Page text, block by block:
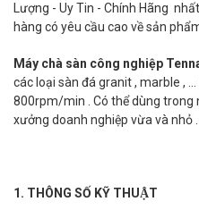
Lượng - Uy Tin - Chính Hãng
hàng có yêu cầu cao về sản
Máy chà sàn công nghiệp
các loại sàn đá granit , marble ,
800rpm/min . Có thể dùng trong
xưởng doanh nghiệp vừa và nhỏ .
1. THÔNG SỐ KỸ THUẬT